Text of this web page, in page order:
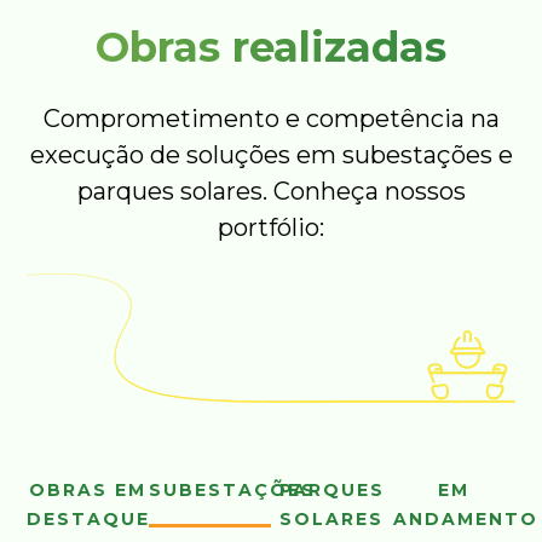
Obras realizadas
Comprometimento e competência na
execução de soluções em subestações e
parques solares. Conheça nossos
portfólio:
OBRAS EM
DESTAQUE
SUBESTAÇÕESPARQUES
SOLARES
EM
ANDAMENTO